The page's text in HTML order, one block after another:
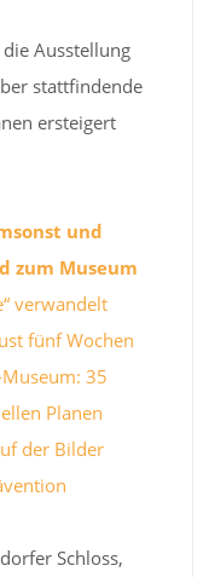
Ausstellung
stattfindende
ersteigert
und
zum Museum
verwandelt
fünf Wochen
35
Planen
der Bilder
Schloss,